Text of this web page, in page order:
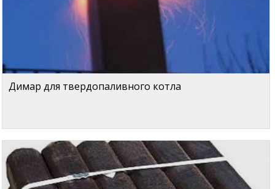
Димар для твердопаливного котла